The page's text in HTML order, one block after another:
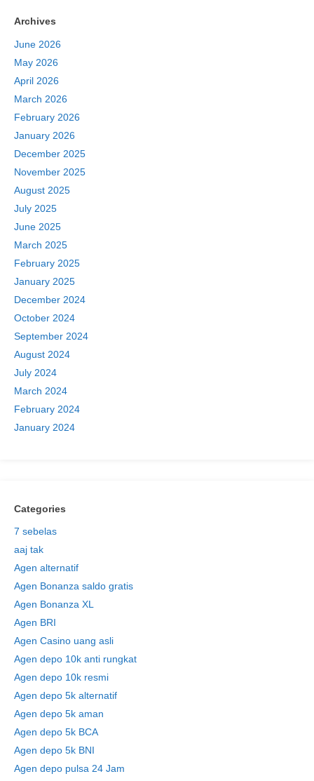
Archives
June 2026
May 2026
April 2026
March 2026
February 2026
January 2026
December 2025
November 2025
August 2025
July 2025
June 2025
March 2025
February 2025
January 2025
December 2024
October 2024
September 2024
August 2024
July 2024
March 2024
February 2024
January 2024
Categories
7 sebelas
aaj tak
Agen alternatif
Agen Bonanza saldo gratis
Agen Bonanza XL
Agen BRI
Agen Casino uang asli
Agen depo 10k anti rungkat
Agen depo 10k resmi
Agen depo 5k alternatif
Agen depo 5k aman
Agen depo 5k BCA
Agen depo 5k BNI
Agen depo pulsa 24 Jam